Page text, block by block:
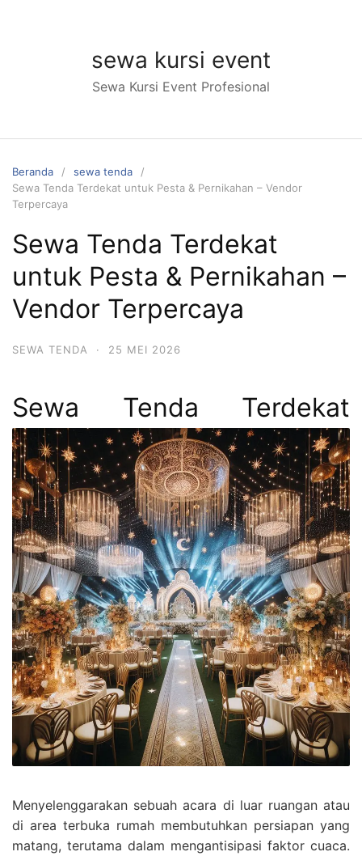
sewa kursi event
Sewa Kursi Event Profesional
Beranda
sewa tenda
Sewa Tenda Terdekat untuk Pesta & Pernikahan – Vendor
Terpercaya
Sewa Tenda Terdekat
untuk Pesta & Pernikahan –
Vendor Terpercaya
SEWA TENDA · 25 MEI 2026
Sewa Tenda Terdekat
Menyelenggarakan sebuah acara di luar ruangan atau
di area terbuka rumah membutuhkan persiapan yang
matang, terutama dalam mengantisipasi faktor cuaca.